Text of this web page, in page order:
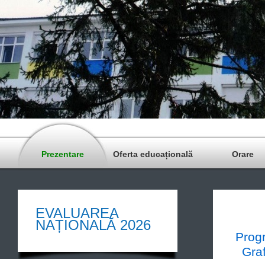
Prezentare Oferta educațională Orare
EVALUAREA
NAȚIONALĂ 2026